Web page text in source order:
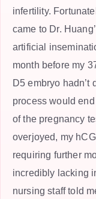
infertility.
came to Dr.
artificial
month before my
D5 embryo hadn’t
process would
of the pregnancy
overjoyed, my
requiring further
incredibly lacking
nursing staff told